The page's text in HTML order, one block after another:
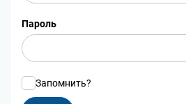
Пароль
Запомнить?